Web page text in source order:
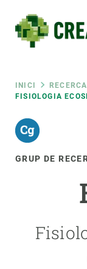
contingut
Fil
INICI RECERCA
FISIOLOGIA
GRUP DE
RRSS
INTRANET
menu
SOBRE NOSALTRES